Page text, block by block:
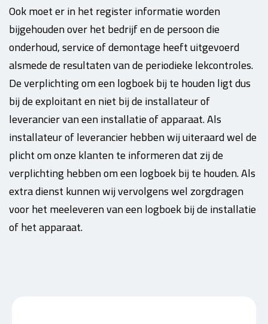
Ookmoet er in het register informatie worden
bijgehouden over het bedrijf en de persoon die
onderhoud, service of demontage heeft uitgevoerd
alsmede de resultaten van de periodieke lekcontroles.
De verplichting om een logboek bij te houden ligt dus
bij de exploitant en niet bij de installateur of
leverancier van een installatie of apparaat. Als
installateur of leverancier hebben wij uiteraard wel de
plicht om onze klanten te informeren dat zij de
verplichting hebben om een logboek bij te houden. Als
extra dienst kunnen wij vervolgens wel zorgdragen
voor het meeleveren van een logboek bij de installatie
of het apparaat.